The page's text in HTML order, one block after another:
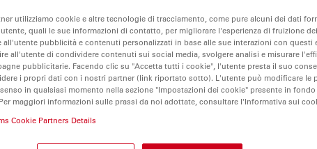
su
utilizziamo cookie e altre tecnologie di tracciamento, come pure alcuni dei dati
quali le sue informazioni di contatto, per migliorare l'esperienza di fruizione
all'utente pubblicità e contenuti personalizzati in base alle sue interazioni con questi
all'utente di condividere contenuti sui social media, svolgere analisi e misurare
pubblicitarie. Facendo clic su "Accetta tutti i cookie", l'utente presta il suo
i propri dati con i nostri partner (link riportato sotto). L'utente può modificare le
in qualsiasi momento nella sezione "Impostazioni dei cookie" presente in fondo
maggiori informazioni sulle prassi da noi adottate, consultare l'Informativa sui
Cookie Partners Details